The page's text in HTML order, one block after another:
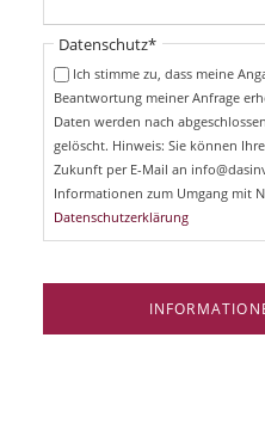
t
f
i
Pflichtfeld
Datenschutz*
Ich stimme zu, dass meine
Beantwortung meiner Anfrage
Daten werden nach
gelöscht. Hinweis: Sie können
Zukunft per E-Mail an
Informationen zum Umgang mit
Datenschutzerklärung